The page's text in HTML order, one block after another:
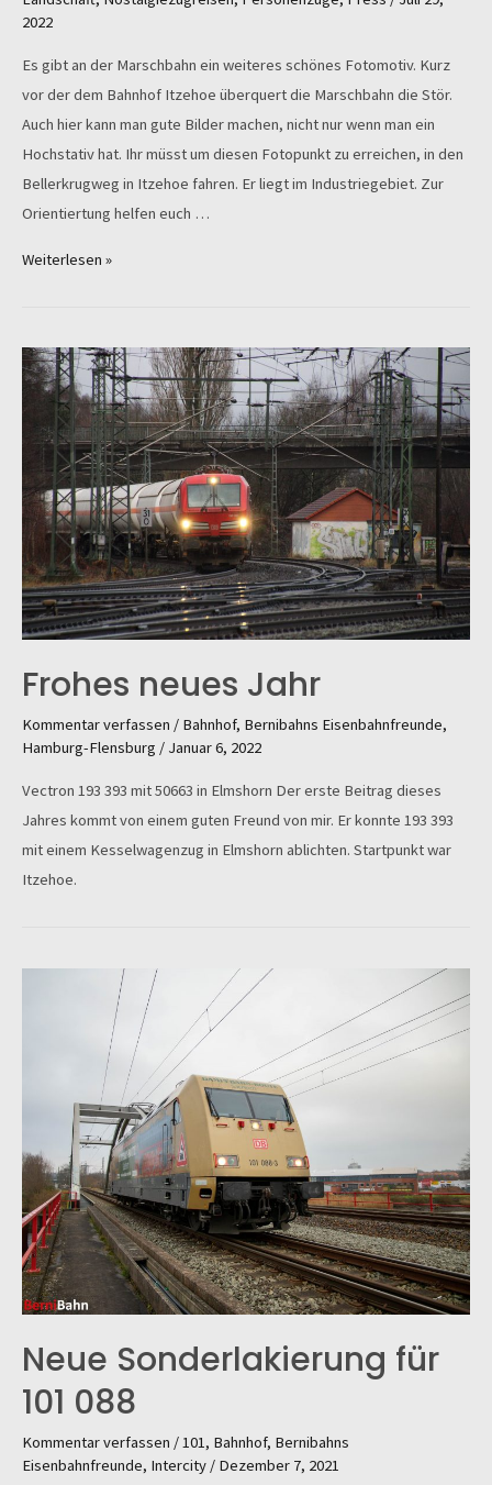
2022
Es gibt an der Marschbahn ein weiteres schönes Fotomotiv. Kurz
vor der dem Bahnhof Itzehoe überquert die Marschbahn die Stör.
Auch hier kann man gute Bilder machen, nicht nur wenn man ein
Hochstativ hat. Ihr müsst um diesen Fotopunkt zu erreichen, in den
Bellerkrugweg in Itzehoe fahren. Er liegt im Industriegebiet. Zur
Orientiertung helfen euch …
Fotos
Störbrücke
Weiterlesen »
Frohes neues Jahr
Kommentar verfassen / Bahnhof, Bernibahns Eisenbahnfreunde,
Hamburg-Flensburg / Januar 6, 2022
Vectron 193 393 mit 50663 in Elmshorn Der erste Beitrag dieses
Jahres kommt von einem guten Freund von mir. Er konnte 193 393
mit einem Kesselwagenzug in Elmshorn ablichten. Startpunkt war
Itzehoe.
Neue Sonderlakierung für
101 088
Kommentar verfassen /101, Bahnhof, Bernibahns
Eisenbahnfreunde, Intercity / Dezember 7, 2021